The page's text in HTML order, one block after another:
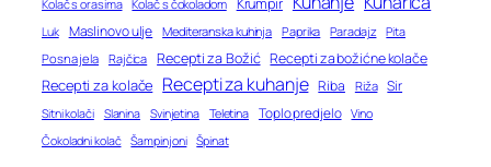
Kolač s orasima Kolač s čokoladom
Luk Maslinovo ulje Mediteranska kuhinja Paprika Paradajz Pita
Posna jela Rajčica Recepti za Božić Recepti za božićne kolače
Recepti za kolače Recepti za kuhanje Riba Riža Sir
Sitni kolači Slanina Svinjetina Teletina Toplo predjelo Vino
Čokoladni kolač Šampinjoni Špinat